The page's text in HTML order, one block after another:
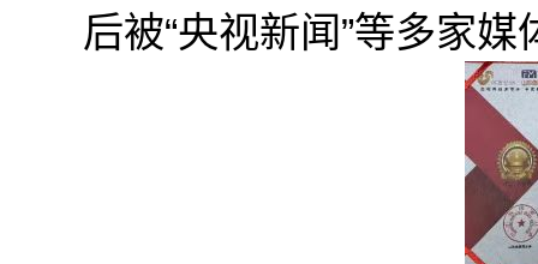
后被“央视新闻”等多家媒